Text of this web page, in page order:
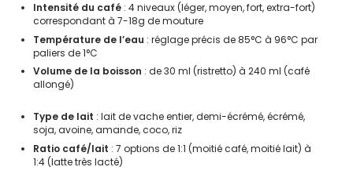
Intensité du café : 4 niveaux (léger, moyen, fort, extra-fort)
correspondant à 7-18g de mouture
Température de l’eau : réglage précis de 85°C à 96°C par
paliers de 1°C
Volume de la boisson : de 30 ml (ristretto) à 240 ml (café
allongé)
Type de lait : lait de vache entier, demi-écrémé, écrémé,
soja, avoine, amande, coco, riz
Ratio café/lait : 7 options de 1:1 (moitié café, moitié lait) à
1:4 (latte très lacté)